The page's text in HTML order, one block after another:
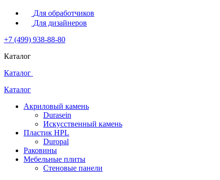
Для обработчиков
Для дизайнеров
+7 (499) 938-88-80
Каталог
Каталог
Каталог
Акриловый камень
Durasein
Искусственный камень
Пластик HPL
Duropal
Раковины
Мебельные плиты
Стеновые панели